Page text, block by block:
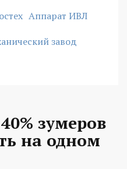
Аппарат ИВЛ
завод
зумеров
на одном